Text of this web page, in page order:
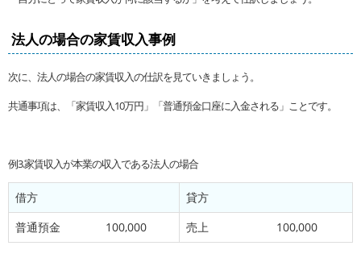
法人の場合の家賃収入事例
次に、法人の場合の家賃収入の仕訳を見ていきましょう。
共通事項は、「家賃収入10万円」「普通預金口座に入金される」ことです。
例3.家賃収入が本業の収入である法人の場合
借方
貸方
普通預金 100,000
売上 100,000